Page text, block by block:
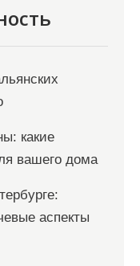
какие
вашего дома
аспекты